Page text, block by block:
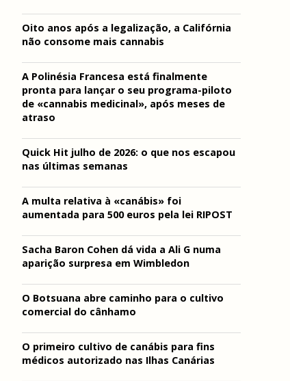
Oito anos após a legalização, a Califórnia
não consome mais cannabis
A Polinésia Francesa está finalmente
pronta para lançar o seu programa-piloto
de «cannabis medicinal», após meses de
atraso
Quick Hit julho de 2026: o que nos escapou
nas últimas semanas
A multa relativa à «canábis» foi
aumentada para 500 euros pela lei RIPOST
Sacha Baron Cohen dá vida a Ali G numa
aparição surpresa em Wimbledon
O Botsuana abre caminho para o cultivo
comercial do cânhamo
O primeiro cultivo de canábis para fins
médicos autorizado nas Ilhas Canárias